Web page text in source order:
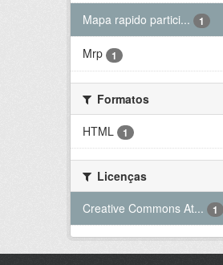
Mapa rapido partici... 1
Mrp 1
Formatos
HTML
1
Licenças
Creative Commons At...
1